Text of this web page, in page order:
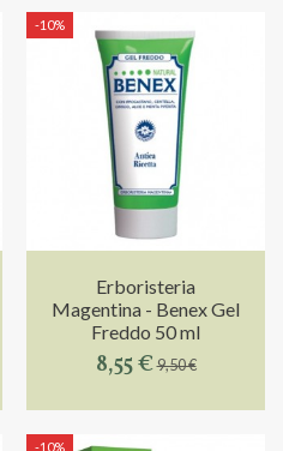
-10%
Erboristeria
Magentina - Benex Gel
Freddo 50 ml
8,55 €9,50 €
-10%